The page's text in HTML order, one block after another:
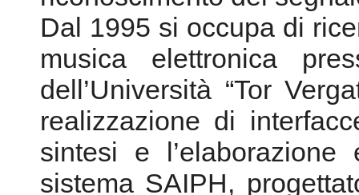
Dal 1995 si occupa di
musica elettronica
dell’Università “Tor
realizzazione di
sintesi e
sistema SAIPH,